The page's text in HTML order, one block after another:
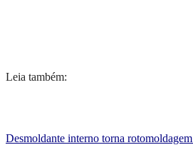
Leia também:
Desmoldante interno torna